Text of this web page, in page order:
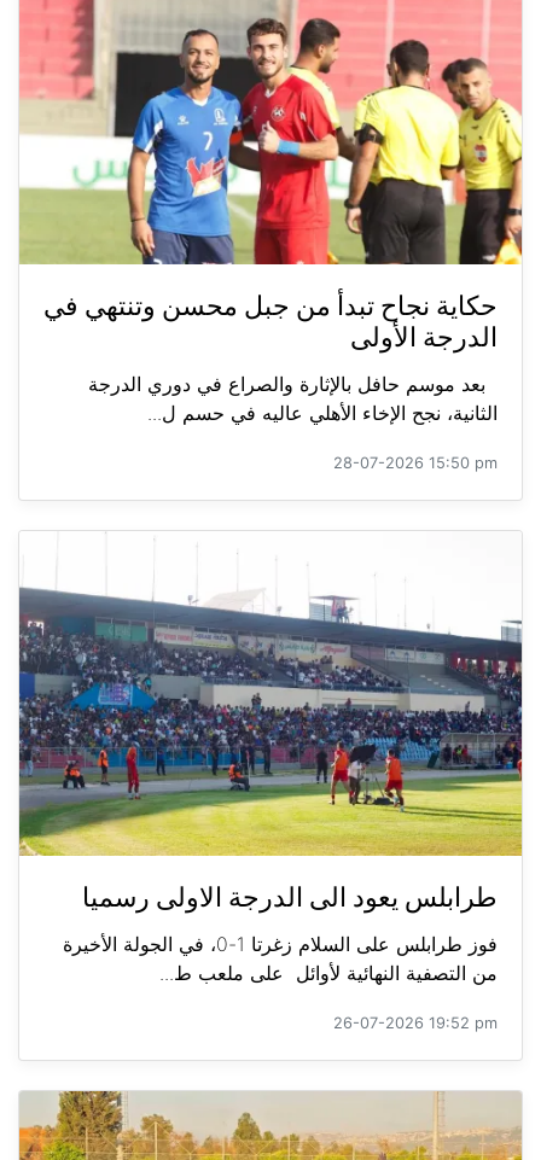
حكاية نجاح تبدأ من جبل محسن وتنتهي في
الدرجة الأولى
بعد موسم حافل بالإثارة والصراع في دوري الدرجة
الثانية، نجح الإخاء الأهلي عاليه في حسم ل...
28-07-2026 15:50 pm
طرابلس يعود الى الدرجة الاولى رسميا
فوز طرابلس على السلام زغرتا 1-0، في الجولة الأخيرة
من التصفية النهائية لأوائل على ملعب ط...
26-07-2026 19:52 pm